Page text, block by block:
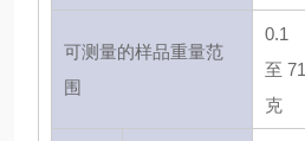
可测量的样品重量范
围
0.1
至 71
克